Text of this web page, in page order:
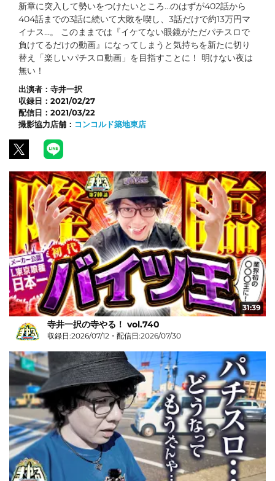
新章に突入して勢いをつけたいところ…のはずが402話から
404話までの3話に続いて大敗を喫し、3話だけで約13万円マ
イナス…。 このままでは『イケてない眼鏡がただパチスロで
負けてるだけの動画』になってしまうと気持ちを新たに切り
替え「楽しいパチスロ動画」を目指すことに！ 明けない夜は
無い！
出演者： 寺井一択
収録日： 2021/02/27
配信日： 2021/03/22
撮影協力店舗： コンコルド築地東店
31:39
寺井一択の寺やる！ vol.740
収録日:2026/07/12・配信日:2026/07/30